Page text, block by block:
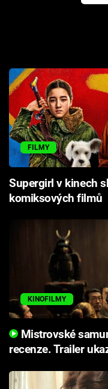
FILMY
Supergirl v kinech
komiksových filmů
KINOFILMY
Mistrovské
recenze. Trailer